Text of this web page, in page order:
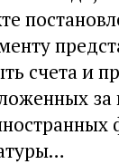
счета и